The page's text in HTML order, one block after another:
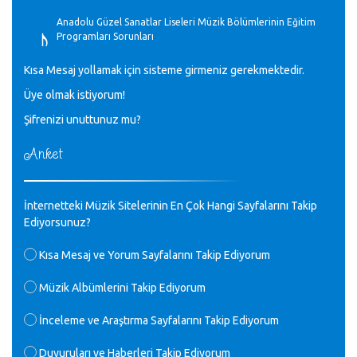
♪
Anadolu Güzel Sanatlar Liseleri Müzik Bölümlerinin Eğitim
Programları Sorunları
♪
GEÇMİŞ OLSUN TÜRKİYE!
Mavi Nota - 07.02.2023
♪
30 yıl sonra karşılaşmak çok güzel Kurtuluş, teveccüh
M.Semih Baylan - 08.01.2023
♪
Değerli Müfit hocama en içten sevgi saygılarımı iletin
yaptım.1994 yılında derginin bu daldaki ödülüne layık
görülmüştüm evde yıllar sonra plaketi buldum hadi bir
de verdiği ödülü değerli hocam arşivinde fotoğraf larımız ile
herkese en derin saygılarımı sunarım.Ne olur hocamın
Kısa Mesaj yollamak için sisteme girmeniz gerekmektedir.
Üye olmak istiyorum!
Şifrenizi unuttunuz mu?
Anket
İnternetteki Müzik Sitelerinin En Çok Hangi Sayfalarını Takip
Ediyorsunuz?
Kısa Mesaj ve Yorum Sayfalarını Takip Ediyorum
Müzik Albümlerini Takip Ediyorum
İnceleme ve Araştırma Sayfalarını Takip Ediyorum
Duyuruları ve Haberleri Takip Ediyorum